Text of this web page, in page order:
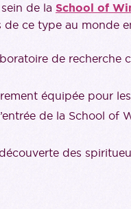
de la School of
de ce type au monde
de recherche
équipée pour
de la School of
des